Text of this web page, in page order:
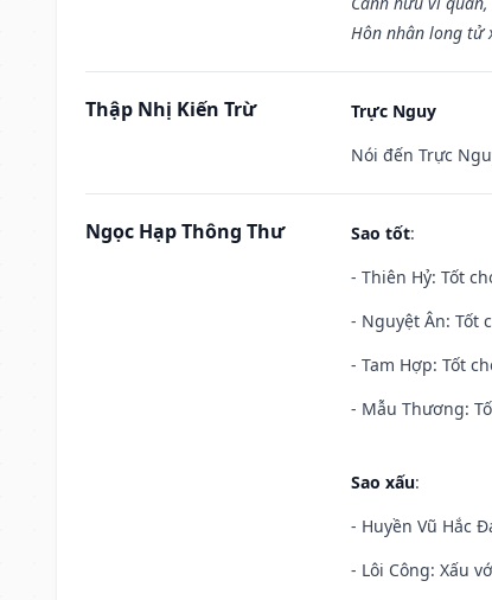
Hôn nhân long tử
Thập Nhị Kiến Trừ
Trực Nguy
Nói đến Trực
Ngọc Hạp Thông Thư Sao tốt:
- Thiên Hỷ: Tốt
- Nguyệt Ân: Tốt
- Tam Hợp: Tốt
- Mẫu Thương:
Sao xấu:
- Huyền Vũ Hắc
- Lôi Công: Xấu